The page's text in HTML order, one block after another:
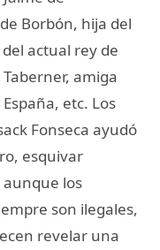
Borbón, hija del
actual rey de
amiga
etc. Los
Fonseca ayudó
esquivar
aunque los
son ilegales,
revelar una